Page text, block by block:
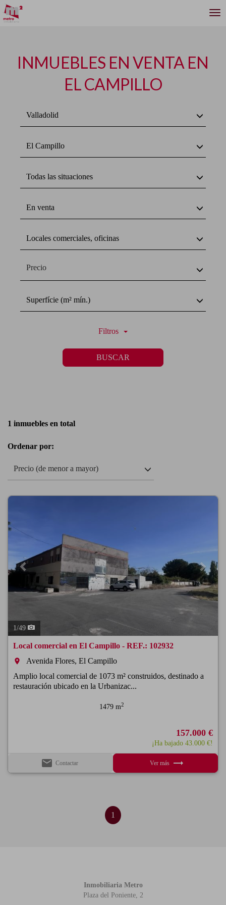
INMUEBLES EN VENTA EN
EL CAMPILLO
Valladolid
El Campillo
Todas las situaciones
En venta
Locales comerciales, oficinas
Precio
Superfície (m² mín.)
Filtros
BUSCAR
1 inmuebles en total
Ordenar por:
Precio (de menor a mayor)
Next
1/49
Local comercial en El Campillo - REF.: 102932
room
Avenida Flores, El Campillo
Amplio local comercial de 1073 m² construidos, destinado a
restauración ubicado en la Urbanizac...
1479 m2
157.000 €
¡Ha bajado 43.000 €!
email Contactar Ver más trending_flat
1
Inmobiliaria Metro
Plaza del Poniente, 2